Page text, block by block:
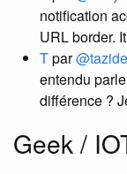
notification
URL border.
Tpar
entendu
différence ?
Geek /